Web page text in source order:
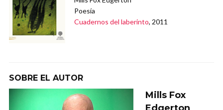
Poesía
Cuadernos del laberinto, 2011
SOBRE EL AUTOR
Mills Fox